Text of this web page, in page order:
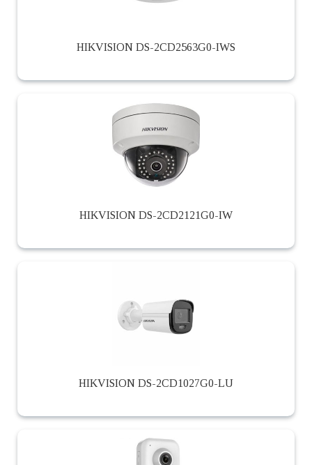
HIKVISION DS-2CD2563G0-IWS
HIKVISION DS-2CD2121G0-IW
HIKVISION DS-2CD1027G0-LU